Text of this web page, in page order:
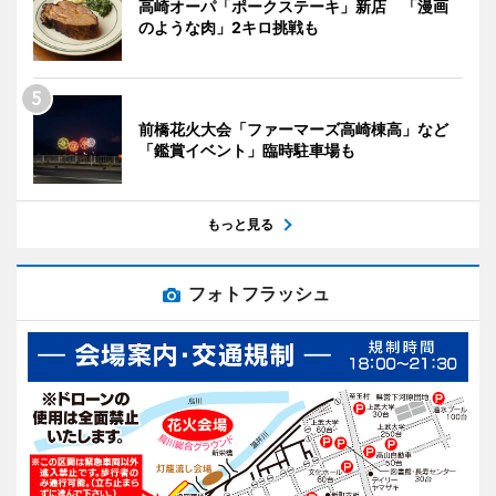
高崎オーパ「ポークステーキ」新店 「漫画
のような肉」2キロ挑戦も
前橋花火大会「ファーマーズ高崎棟高」など
「鑑賞イベント」臨時駐車場も
もっと見る
フォトフラッシュ